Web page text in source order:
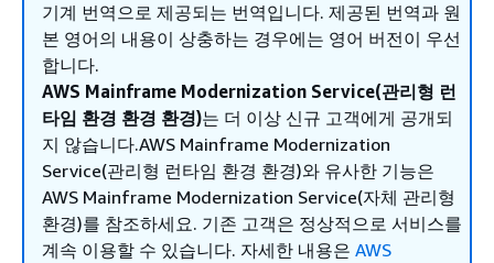
기계 번역으로 제공되는 번역입니다. 제공된 번역과 원
본 영어의 내용이 상충하는 경우에는 영어 버전이 우선
합니다.
AWS Mainframe Modernization Service(관리형 런
타임 환경 환경 환경)는 더 이상 신규 고객에게 공개되
지 않습니다.AWS Mainframe Modernization
Service(관리형 런타임 환경 환경)와 유사한 기능은
AWS Mainframe Modernization Service(자체 관리형
환경)를 참조하세요. 기존 고객은 정상적으로 서비스를
계속 이용할 수 있습니다. 자세한 내용은 AWS